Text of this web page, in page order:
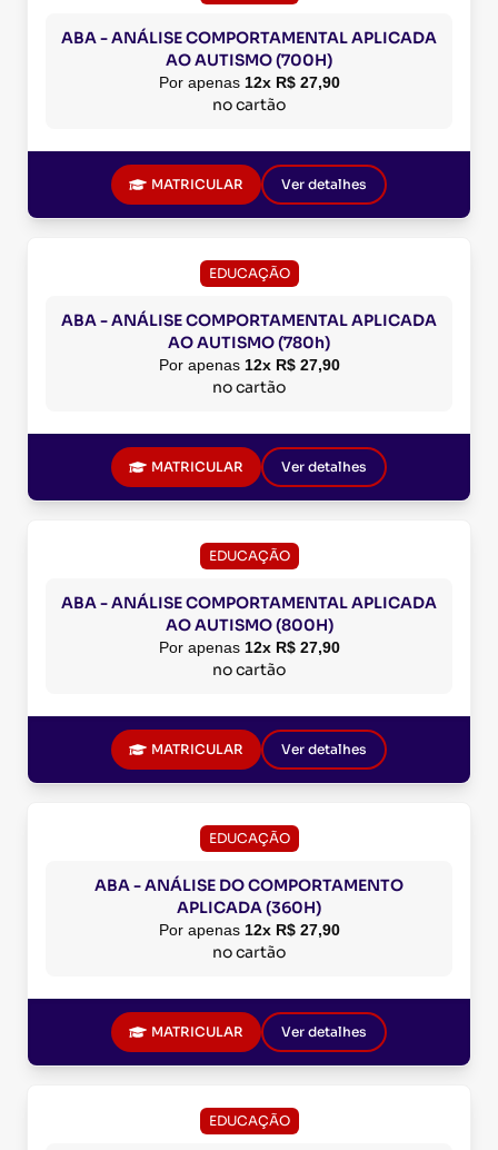
ABA - ANÁLISE COMPORTAMENTAL APLICADA
AO AUTISMO (700H)
Por apenas 12x R$ 27,90
no cartão
MATRICULAR Ver detalhes
EDUCAÇÃO
ABA - ANÁLISE COMPORTAMENTAL APLICADA
AO AUTISMO (780h)
Por apenas 12x R$ 27,90
no cartão
MATRICULAR Ver detalhes
EDUCAÇÃO
ABA - ANÁLISE COMPORTAMENTAL APLICADA
AO AUTISMO (800H)
Por apenas 12x R$ 27,90
no cartão
MATRICULAR Ver detalhes
EDUCAÇÃO
ABA - ANÁLISE DO COMPORTAMENTO
APLICADA (360H)
Por apenas 12x R$ 27,90
no cartão
MATRICULAR Ver detalhes
EDUCAÇÃO